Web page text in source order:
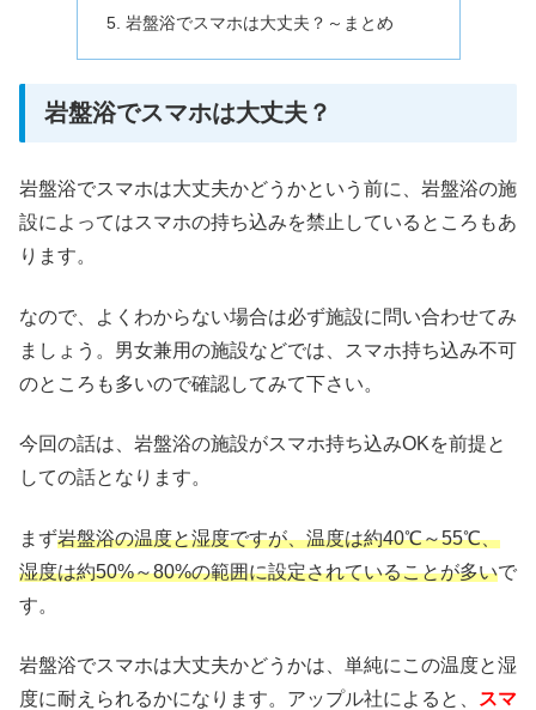
岩盤浴でスマホは大丈夫？～まとめ
岩盤浴でスマホは大丈夫？
岩盤浴でスマホは大丈夫かどうかという前に、岩盤浴の施
設によってはスマホの持ち込みを禁止しているところもあ
ります。
なので、よくわからない場合は必ず施設に問い合わせてみ
ましょう。男女兼用の施設などでは、スマホ持ち込み不可
のところも多いので確認してみて下さい。
今回の話は、岩盤浴の施設がスマホ持ち込みOKを前提と
しての話となります。
まず岩盤浴の温度と湿度ですが、温度は約40℃～55℃、
湿度は約50%～80%の範囲に設定されていることが多いで
す。
岩盤浴でスマホは大丈夫かどうかは、単純にこの温度と湿
度に耐えられるかになります。アップル社によると、
スマ